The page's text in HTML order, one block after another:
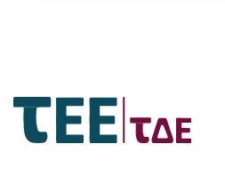
Εκδήλωση
Εξεταστικό Κέντρο